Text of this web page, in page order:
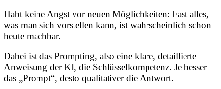
Habt keine Angst vor neuen Möglichkeiten: Fast alles,
was man sich vorstellen kann, ist wahrscheinlich schon
heute machbar.
Dabei ist das Prompting, also eine klare, detaillierte
Anweisung der KI, die Schlüsselkompetenz. Je besser
das „Prompt“, desto qualitativer die Antwort.